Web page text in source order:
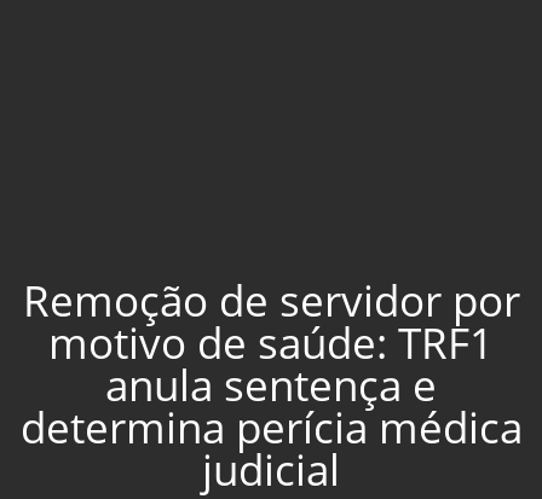
Remoção de servidor por
motivo de saúde: TRF1
anula sentença e
determina perícia médica
judicial